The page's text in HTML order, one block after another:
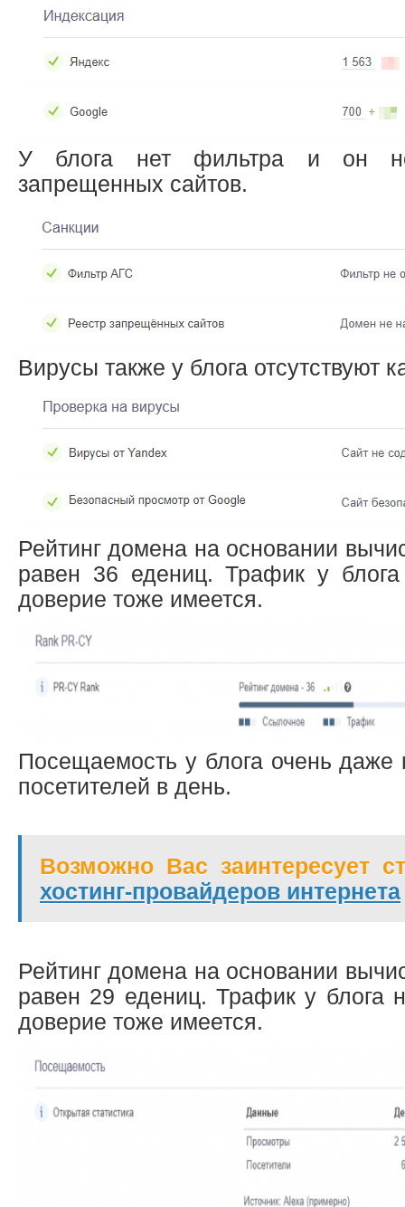
У блога нет фильтра и он
запрещенных сайтов.
Вирусы также у блога отсутствуют
Рейтинг домена на основании
равен 36 едениц. Трафик у
доверие тоже имеется.
Посещаемость у блога очень даже
посетителей в день.
Возможно Вас заинтересует
хостинг-провайдеров интернета
Рейтинг домена на основании
равен 29 едениц. Трафик у блога
доверие тоже имеется.